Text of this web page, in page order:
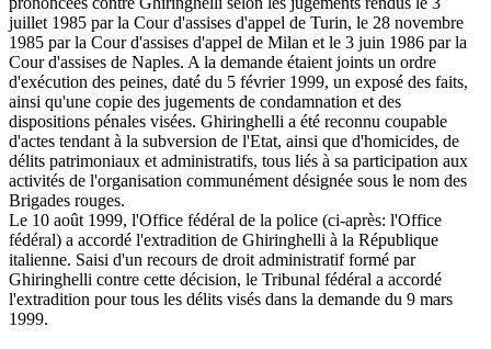
juillet 1985 par la Cour d'assises d'appel de Turin, le 28 novembre
1985 par la Cour d'assises d'appel de Milan et le 3 juin 1986 par la
Cour d'assises de Naples. A la demande étaient joints un ordre
d'exécution des peines, daté du 5 février 1999, un exposé des faits,
ainsi qu'une copie des jugements de condamnation et des
dispositions pénales visées. Ghiringhelli a été reconnu coupable
d'actes tendant à la subversion de l'Etat, ainsi que d'homicides, de
délits patrimoniaux et administratifs, tous liés à sa participation aux
activités de l'organisation communément désignée sous le nom des
Brigades rouges.
Le 10 août 1999, l'Office fédéral de la police (ci-après: l'Office
fédéral) a accordé l'extradition de Ghiringhelli à la République
italienne. Saisi d'un recours de droit administratif formé par
Ghiringhelli contre cette décision, le Tribunal fédéral a accordé
l'extradition pour tous les délits visés dans la demande du 9 mars
1999.